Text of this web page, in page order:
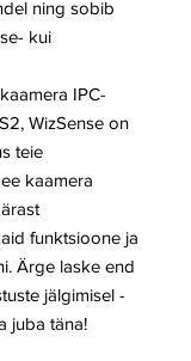
ning sobib
kui
IPC-
WizSense on
teie
kaamera
funktsioone ja
Ärge laske end
jälgimisel -
juba täna!